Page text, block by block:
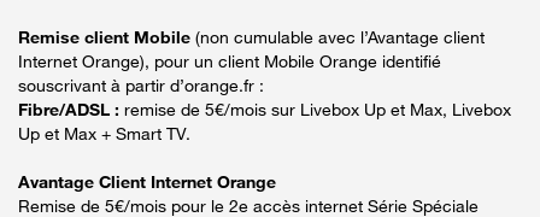
Remise client Mobile (non cumulable avec l’Avantage client
Internet Orange), pour un client Mobile Orange identifié
souscrivant à partir d’orange.fr :
Fibre/ADSL : remise de 5€/mois sur Livebox Up et Max, Livebox
Up et Max + Smart TV.
Avantage Client Internet Orange
Remise de 5€/mois pour le 2e accès internet Série Spéciale